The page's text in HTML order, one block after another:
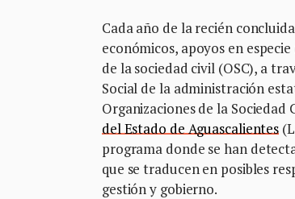
Cada año de la recién
económicos, apoyos en
de la sociedad civil (OSC), a
Social de la administración
Organizaciones de la Sociedad
del Estado de Aguascalientes
programa donde se han
que se traducen en posibles
gestión y gobierno.